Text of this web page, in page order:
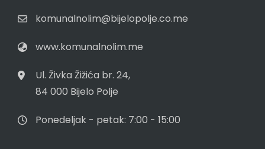
komunalnolim@bijelopolje.co.me
www.komunalnolim.me
Ul. Živka Žižića br. 24,
84 000 Bijelo Polje
Ponedeljak - petak: 7:00 - 15:00